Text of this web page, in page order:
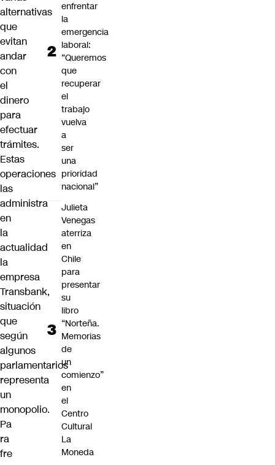
alternativas
que
evitan
andar
con
el
dinero
para
efectuar
trámites.
Estas
operaciones
las
administra
en
la
actualidad
la
empresa
Transbank,
situación
que
según
algunos
parlamentarios
representa
un
monopolio.
Pa
ra
fre
enfrentar
la
emergencia
laboral:
“Queremos
que
recuperar
el
trabajo
vuelva
a
ser
una
prioridad
nacional”
Julieta
Venegas
aterriza
en
Chile
para
presentar
su
libro
“Norteña.
Memorias
de
un
comienzo”
en
el
Centro
Cultural
La
Moneda